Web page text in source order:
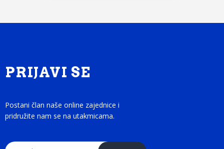
PRIJAVI SE
Postani član naše online zajednice i
pridružite nam se na utakmicama.